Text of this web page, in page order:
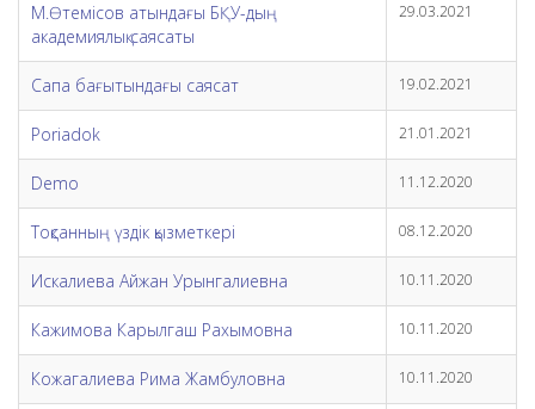
М.Өтемісов атындағы БҚУ-дың
академиялық саясаты
29.03.2021
Сапа бағытындағы саясат 19.02.2021
Poriadok 21.01.2021
Demo 11.12.2020
Тоқсанның үздік қызметкері 08.12.2020
Искалиева Айжан Урынгалиевна 10.11.2020
Кажимова Карылгаш Рахымовна 10.11.2020
Кожагалиева Рима Жамбуловна 10.11.2020